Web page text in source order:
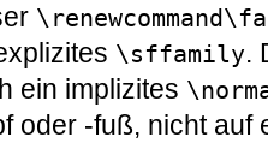
\sffamily.
ein implizites
oder -fuß, nicht auf